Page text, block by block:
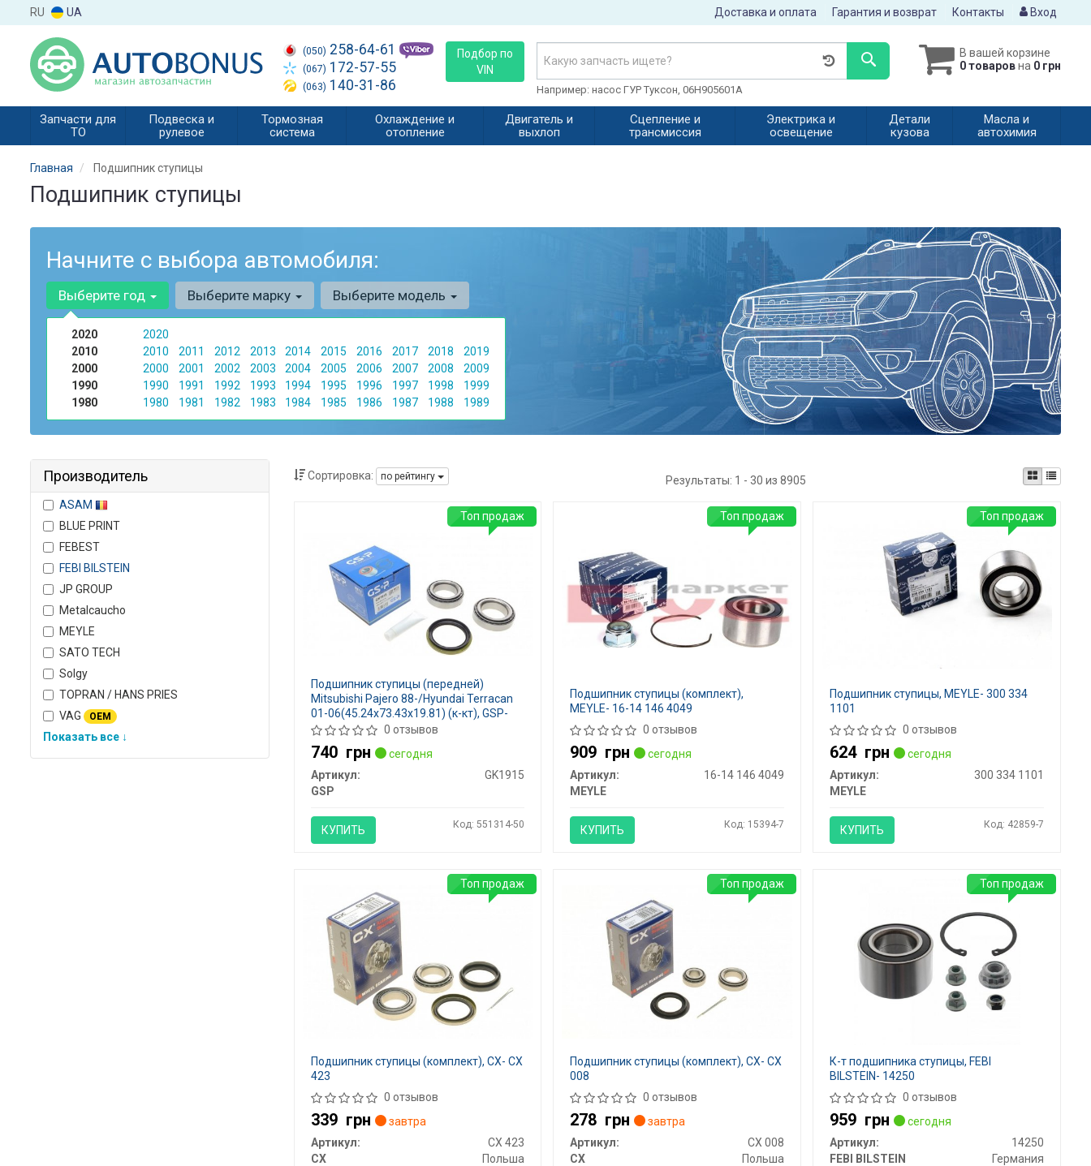
RU UA Доставка и оплата Гарантия и возврат Контакты Вход
(050) 258-64-61
(067) 172-57-55
(063) 140-31-86
Подбор по
VIN
В вашей корзине
0 товаровна 0 грн
Например: насос ГУР Туксон, 06H905601A
Запчасти для
ТО
Подвеска и
рулевое
Тормозная
система
Охлаждение и
отопление
Двигатель и
выхлоп
Сцепление и
трансмиссия
Электрика и
освещение
Детали
кузова
Масла и
автохимия
Главная Подшипник ступицы
Подшипник ступицы
Начните с выбора автомобиля:
Выберите год
2020
2020
2010
2010 2011 2012 2013 2014 2015 2016 2017 2018
2019
2000
2000 2001 2002 2003 2004 2005 2006 2007 2008
2009
1990
1990 1991 1992 1993 1994 1995 1996 1997 1998
1999
1980
1980 1981 1982 1983 1984 1985 1986 1987 1988 1989
Выберите марку Выберите модель
Производитель
ASAM
BLUE PRINT
FEBEST
FEBI BILSTEIN
JP GROUP
Metalcaucho
MEYLE
SATO TECH
Solgy
TOPRAN / HANS PRIES
VAG
OEM
Показать все ↓
Сортировка: по рейтингу Результаты: 1 - 30 из 8905
Подшипник ступицы (передней)
Mitsubishi Pajero 88-/Hyundai Terracan
01-06(45.24x73.43x19.81) (к-кт), GSP-
GK1915
0 отзывов
740 грн
сегодня
Артикул:
GK1915
GSP
КУПИТЬ Код: 551314-50
Топ продаж
Подшипник ступицы (комплект),
MEYLE- 16-14 146 4049
0 отзывов
909 грн
сегодня
Артикул:
16-14 146 4049
MEYLE
КУПИТЬ Код: 15394-7
Топ продаж
Подшипник ступицы, MEYLE- 300 334
1101
0 отзывов
624 грн
сегодня
Артикул:
300 334 1101
MEYLE
КУПИТЬ Код: 42859-7
Топ продаж
Подшипник ступицы (комплект), CX- CX
423
0 отзывов
339 грн
завтра
Артикул:
CX 423
CX
Польша
Топ продаж
Подшипник ступицы (комплект), CX- CX
008
0 отзывов
278 грн
завтра
Артикул:
CX 008
CX
Польша
Топ продаж
К-т подшипника ступицы, FEBI
BILSTEIN- 14250
0 отзывов
959 грн
сегодня
Артикул:
14250
FEBI BILSTEIN
Германия
Топ продаж